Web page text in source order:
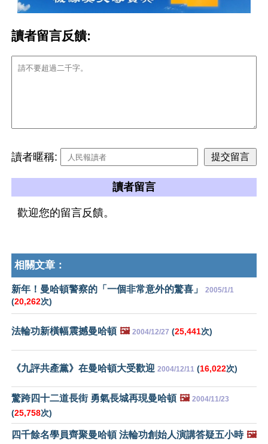
讀者留言反饋:
讀者暱稱:
讀者留言
歡迎您的留言反饋。
相關文章：
新年！曼哈頓警察的「一個非常意外的驚喜」 2005/1/1
(20,262次)
法輪功新橫幅震撼曼哈頓 🖼️ 2004/12/27 (25,441次)
《九評共產黨》在曼哈頓大受歡迎 2004/12/11 (16,022次)
驚跨四十二道長街 勇氣長城再現曼哈頓 🖼️ 2004/11/23
(25,758次)
四千餘名學員齊聚曼哈頓 法輪功創始人演講答疑五小時 🖼️